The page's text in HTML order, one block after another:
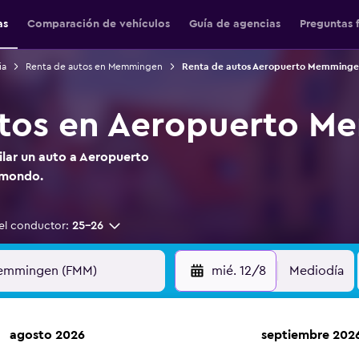
Comparación de vehículos Guía de agencias Preguntas
Renta de autos en Memmingen Renta de autos Aeropuerto
en Aeropuerto
un auto a Aeropuerto
conductor: 25-26
mié. 12/8 Mediodía
agosto 2026 septiembre